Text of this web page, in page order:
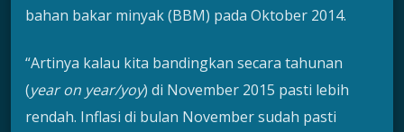
bahan bakar minyak (BBM) pada Oktober 2014.
“Artinya kalau kita bandingkan secara tahunan
(year on year/yoy) di November 2015 pasti lebih
rendah. Inflasi di bulan November sudah pasti